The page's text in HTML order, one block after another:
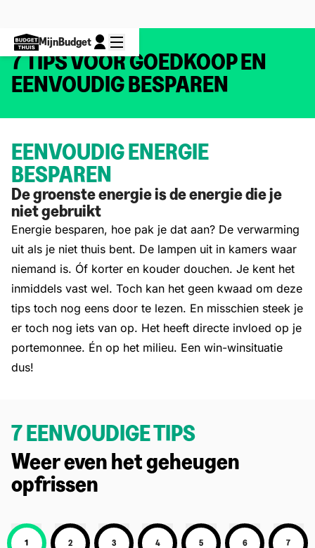
MijnBudget
7 TIPS VOOR GOEDKOOP EN
EENVOUDIG BESPAREN
EENVOUDIG ENERGIE
BESPAREN
De groenste energie is de energie die je
niet gebruikt
Energie besparen, hoe pak je dat aan? De verwarming
uit als je niet thuis bent. De lampen uit in kamers waar
niemand is. Óf korter en kouder douchen. Je kent het
inmiddels vast wel. Toch kan het geen kwaad om deze
tips toch nog eens door te lezen. En misschien steek je
er toch nog iets van op. Het heeft directe invloed op je
portemonnee. Én op het milieu. Een win-winsituatie
dus!
7 EENVOUDIGE TIPS
Weer even het geheugen
opfrissen
1 2 3 4 5 6 7